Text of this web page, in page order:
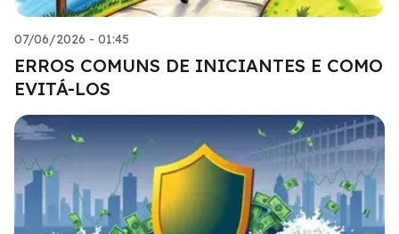
07/06/2026 - 01:45
ERROS COMUNS DE INICIANTES E COMO
EVITÁ-LOS